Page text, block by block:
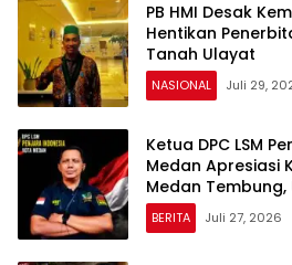
PB HMI Desak
Hentikan
Tanah Ulayat
NASIONAL Juli 29,
Ketua DPC LSM
Medan Apresiasi
Medan
Pemerasan
BERITA Juli 27, 2026